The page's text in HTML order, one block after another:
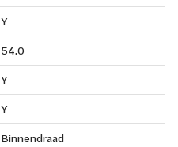
Y
54.0
Y
Y
Binnendraad